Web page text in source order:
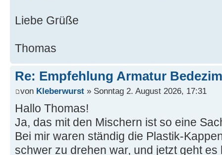
Liebe Grüße
Thomas
Re: Empfehlung Armatur
von Kleberwurst » Sonntag 2. August 2026, 17:31
Hallo Thomas!
Ja, das mit den Mischern ist so eine
Bei mir waren ständig die Plastik-
schwer zu drehen war, und jetzt geht es